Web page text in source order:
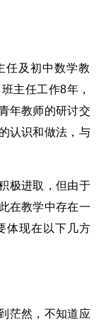
任及初中数学教
主任工作8年，
年教师的研讨交
认识和做法，与
极进取，但由于
在教学中存在一
体现在以下几方
茫然，不知道应